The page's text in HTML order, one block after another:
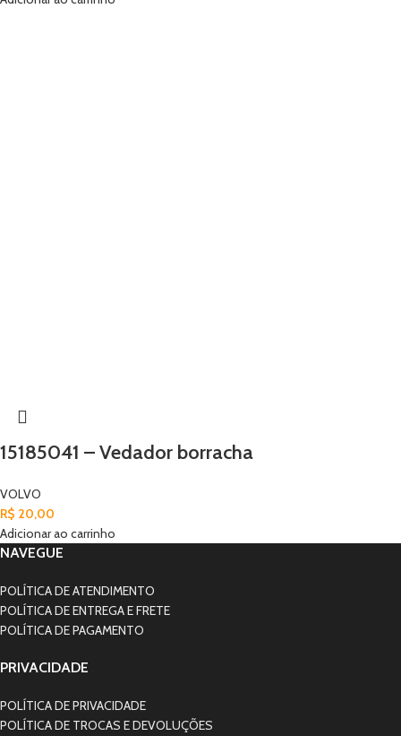
15185041 – Vedador borracha
VOLVO
R$ 20,00
Adicionar ao carrinho
NAVEGUE
POLÍTICA DE ATENDIMENTO
POLÍTICA DE ENTREGA E FRETE
POLÍTICA DE PAGAMENTO
PRIVACIDADE
POLÍTICA DE PRIVACIDADE
POLÍTICA DE TROCAS E DEVOLUÇÕES